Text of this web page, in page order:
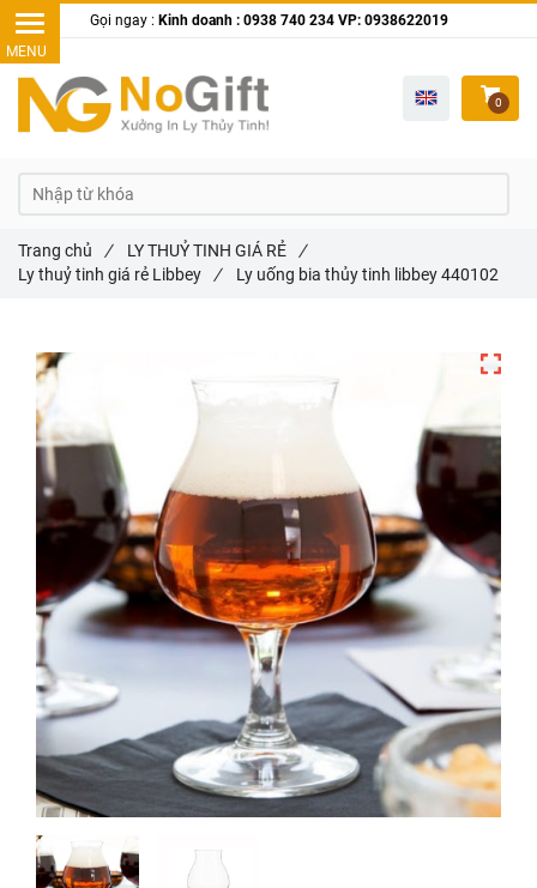
Trang chủ / LY THUỶ TINH GIÁ RẺ /
Ly thuỷ tinh giá rẻ Libbey / Ly uống bia thủy tinh libbey 440102
Gọi ngay : Kinh doanh : 0938 740 234 VP: 0938622019
0